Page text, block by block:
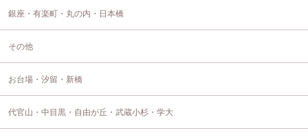
銀座・有楽町・丸の内・日本橋
その他
お台場・汐留・新橋
代官山・中目黒・自由が丘・武蔵小杉・学大